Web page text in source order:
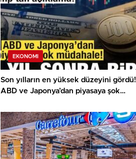
EKONOMI
Son yılların en yüksek düzeyini gördü!
ABD ve Japonya’dan piyasaya şok